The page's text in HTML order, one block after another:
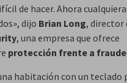
de hacer. Ahora
dijo Brian Long, director
, una empresa que ofrece
protección frente a
habitación con un teclado